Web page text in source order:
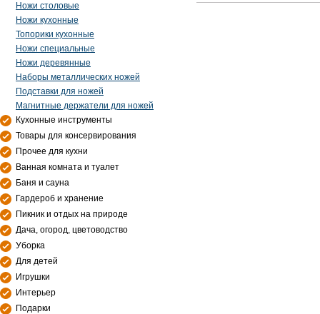
Ножи столовые
Ножи кухонные
Топорики кухонные
Ножи специальные
Ножи деревянные
Наборы металлических ножей
Подставки для ножей
Магнитные держатели для ножей
Кухонные инструменты
Товары для консервирования
Прочее для кухни
Ванная комната и туалет
Баня и сауна
Гардероб и хранение
Пикник и отдых на природе
Дача, огород, цветоводство
Уборка
Для детей
Игрушки
Интерьер
Подарки